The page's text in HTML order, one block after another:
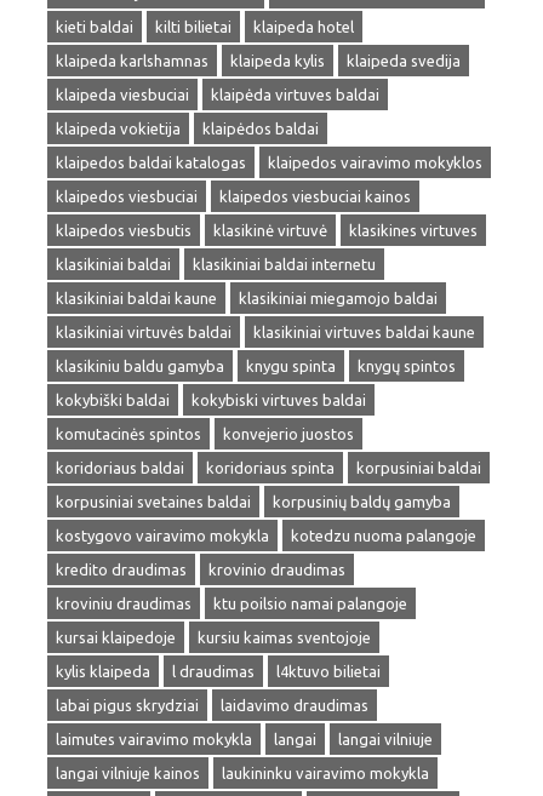
kieti baldai
kilti bilietai
klaipeda hotel
klaipeda karlshamnas
klaipeda kylis
klaipeda svedija
klaipeda viesbuciai
klaipėda virtuves baldai
klaipeda vokietija
klaipėdos baldai
klaipedos baldai katalogas
klaipedos vairavimo mokyklos
klaipedos viesbuciai
klaipedos viesbuciai kainos
klaipedos viesbutis
klasikinė virtuvė
klasikines virtuves
klasikiniai baldai
klasikiniai baldai internetu
klasikiniai baldai kaune
klasikiniai miegamojo baldai
klasikiniai virtuvės baldai
klasikiniai virtuves baldai kaune
klasikiniu baldu gamyba
knygu spinta
knygų spintos
kokybiški baldai
kokybiski virtuves baldai
komutacinės spintos
konvejerio juostos
koridoriaus baldai
koridoriaus spinta
korpusiniai baldai
korpusiniai svetaines baldai
korpusinių baldų gamyba
kostygovo vairavimo mokykla
kotedzu nuoma palangoje
kredito draudimas
krovinio draudimas
kroviniu draudimas
ktu poilsio namai palangoje
kursai klaipedoje
kursiu kaimas sventojoje
kylis klaipeda
l draudimas
l4ktuvo bilietai
labai pigus skrydziai
laidavimo draudimas
laimutes vairavimo mokykla
langai
langai vilniuje
langai vilniuje kainos
laukininku vairavimo mokykla